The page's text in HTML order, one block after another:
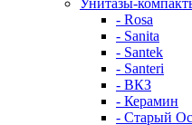
Унитазы-
- Rosa
- Sanita
- Santek
- Santeri
- ВКЗ
- Керамин
- Старый